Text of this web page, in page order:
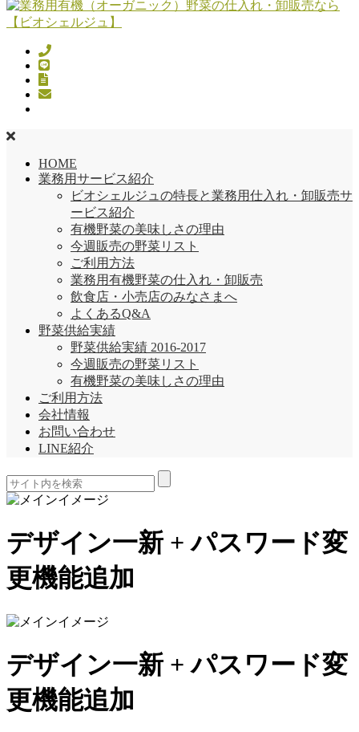
HOME
業務用サービス紹介
ビオシェルジュの特長と業務用仕入れ・卸販売サ
ービス紹介
有機野菜の美味しさの理由
今週販売の野菜リスト
ご利用方法
業務用有機野菜の仕入れ・卸販売
飲食店・小売店のみなさまへ
よくあるQ&A
野菜供給実績
野菜供給実績 2016-2017
今週販売の野菜リスト
有機野菜の美味しさの理由
ご利用方法
会社情報
お問い合わせ
LINE紹介
デザイン一新 + パスワード変
更機能追加
デザイン一新 + パスワード変
更機能追加